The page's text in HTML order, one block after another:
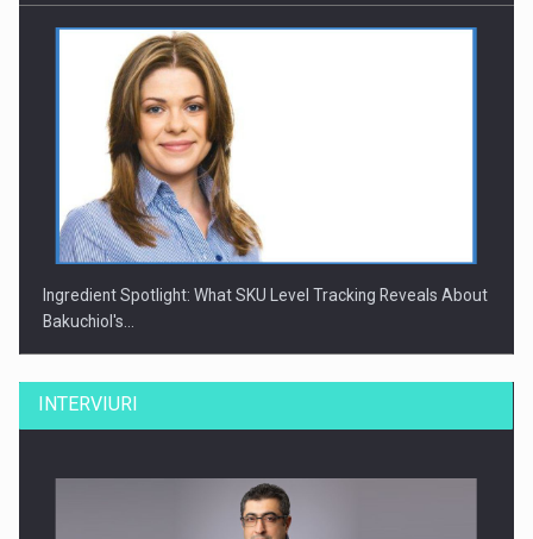
Ingredient Spotlight: What SKU Level Tracking Reveals About
Bakuchiol's…
INTERVIURI